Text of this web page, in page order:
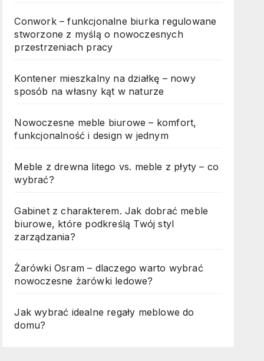
Conwork – funkcjonalne biurka regulowane
stworzone z myślą o nowoczesnych
przestrzeniach pracy
Kontener mieszkalny na działkę – nowy
sposób na własny kąt w naturze
Nowoczesne meble biurowe – komfort,
funkcjonalność i design w jednym
Meble z drewna litego vs. meble z płyty – co
wybrać?
Gabinet z charakterem. Jak dobrać meble
biurowe, które podkreślą Twój styl
zarządzania?
Żarówki Osram – dlaczego warto wybrać
nowoczesne żarówki ledowe?
Jak wybrać idealne regały meblowe do
domu?